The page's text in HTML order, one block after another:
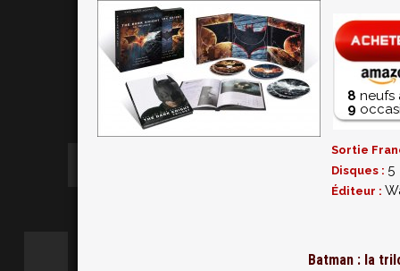
8 neufs
9
Sortie
Disques : 5
Éditeur :
Batman : la